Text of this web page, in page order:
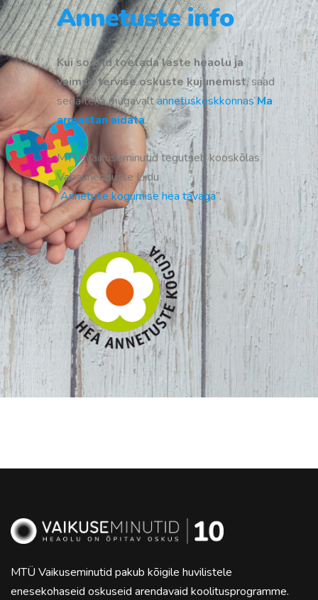
Annetuste info
Kui soovid toetada laste heaolu ja
vaimse tervise oskuste kujunemist, saad
seda teha mugavaltannetuskeskkonnasMa
armastan aidata.
MTÜ Vaikuseminutid tegutseb kooskõlas
Vabaühenduste Liidu
“Annetuse kogumise hea tavaga”.
MTÜ Vaikuseminutid pakub kõigile huvilistele
enesekohaseid oskuseid arendavaid koolitusprogramme.